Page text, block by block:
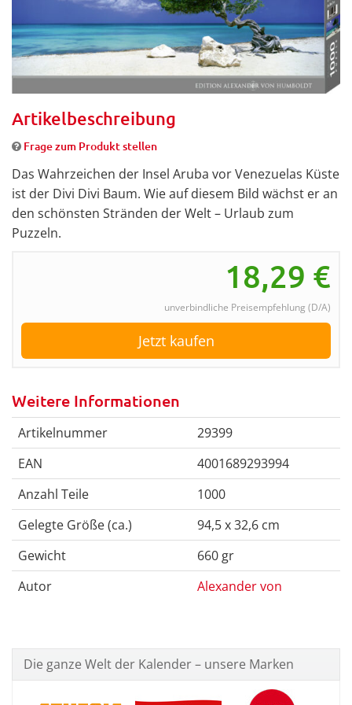
Artikelbeschreibung
Frage zum Produkt stellen
Das Wahrzeichen der Insel Aruba vor Venezuelas Küste
ist der Divi Divi Baum. Wie auf diesem Bild wächst er an
den schönsten Stränden der Welt – Urlaub zum
Puzzeln.
18,29 €
unverbindliche Preisempfehlung (D/A)
Jetzt kaufen
Weitere Informationen
Artikelnummer
29399
EAN
4001689293994
Anzahl Teile
1000
Gelegte Größe (ca.)
94,5 x 32,6 cm
Gewicht
660 gr
Autor
Alexander von
Die ganze Welt der Kalender – unsere Marken